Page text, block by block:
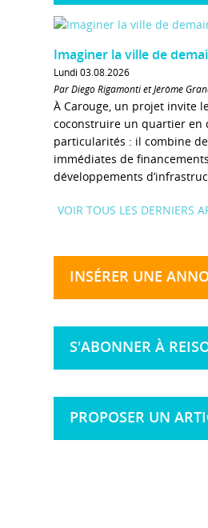
Imaginer la ville de
Lundi 03.08.2026
Par Diego Rigamonti et Jérôme
À Carouge, un projet invite
coconstruire un quartier en
particularités : il combine
immédiates de
développements
VOIR TOUS LES DERNIERS
INSÉRER UNE
S'ABONNER À
PROPOSER UN